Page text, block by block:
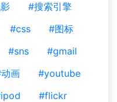
#搜索引擎
#css
#图标
#sns
#gmail
画
#youtube
#flickr